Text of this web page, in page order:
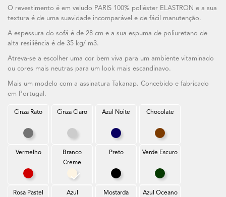
O revestimento é em veludo PARIS 100% poliéster ELASTRON e a sua
textura é de uma suavidade incomparável e de fácil manutenção.
A espessura do sofá é de 28 cm e a sua espuma de poliuretano de
alta resiliência é de 35 kg/ m3.
Atreva-se a escolher uma cor bem viva para um ambiente vitaminado
ou cores mais neutras para um look mais escandinavo.
Mais um modelo com a assinatura Takanap. Concebido e fabricado
em Portugal.
Cinza Rato
Cinza Rato
Cinza Claro Azul Noite
Azul Noite
Chocolate
Chocolate
Vermelho
Vermelho
Branco
Creme
Branco Creme
Preto
Preto
Verde Escuro
Verde Escuro
Rosa Pastel
Azul
Mostarda Azul Oceano